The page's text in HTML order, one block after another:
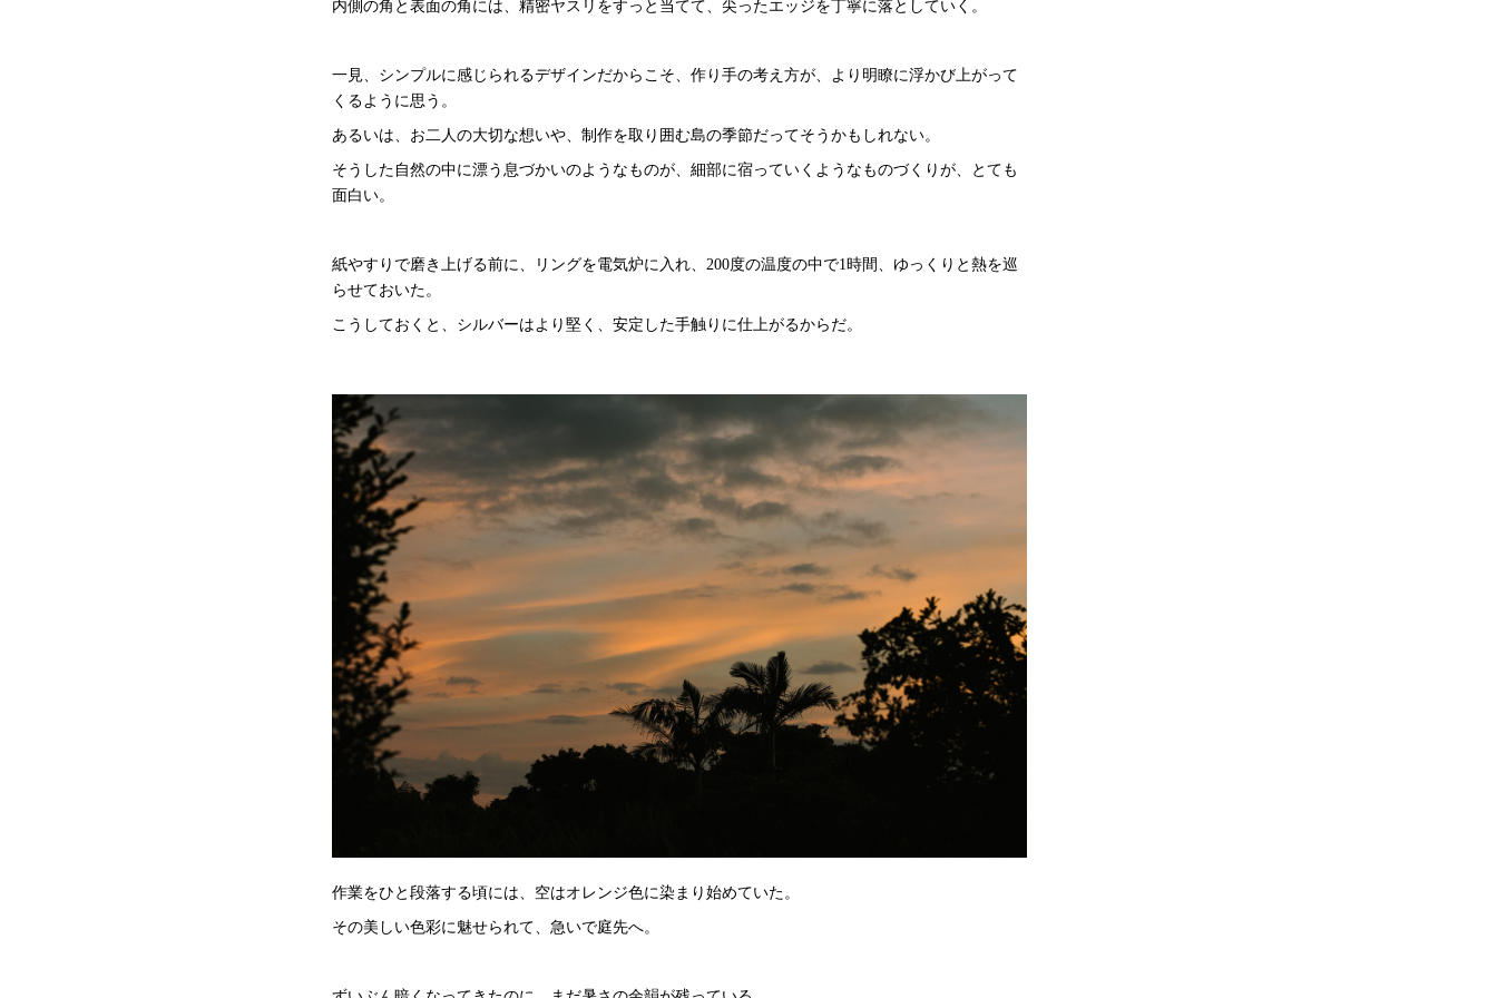
内側の角と表面の角には、精密ヤスリをすっと当てて、尖ったエッジを丁寧に落としていく。
一見、シンプルに感じられるデザインだからこそ、作り手の考え方が、より明瞭に浮かび上がって
くるように思う。
あるいは、お二人の大切な想いや、制作を取り囲む島の季節だってそうかもしれない。
そうした自然の中に漂う息づかいのようなものが、細部に宿っていくようなものづくりが、とても
面白い。
紙やすりで磨き上げる前に、リングを電気炉に入れ、200度の温度の中で1時間、ゆっくりと熱を巡
らせておいた。
こうしておくと、シルバーはより堅く、安定した手触りに仕上がるからだ。
作業をひと段落する頃には、空はオレンジ色に染まり始めていた。
その美しい色彩に魅せられて、急いで庭先へ。